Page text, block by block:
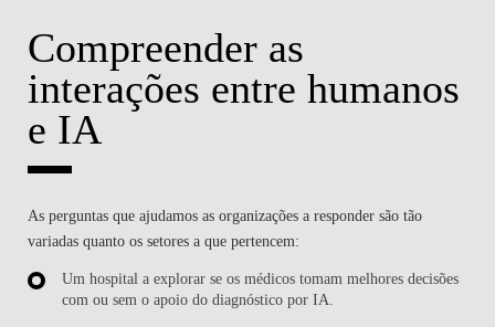
Compreender as
interações entre humanos
e IA
As perguntas que ajudamos as organizações a responder são tão
variadas quanto os setores a que pertencem:
Um hospital a explorar se os médicos tomam melhores decisões
com ou sem o apoio do diagnóstico por IA.